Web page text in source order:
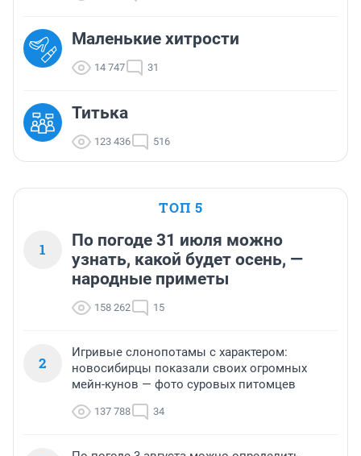
Маленькие хитрости
14 747 31
Титька
123 436 516
ТОП 5
1
По погоде 31 июля можно
узнать, какой будет осень, —
народные приметы
158 262 15
2
Игривые слонопотамы с характером:
новосибирцы показали своих огромных
мейн-кунов — фото суровых питомцев
137 788 34